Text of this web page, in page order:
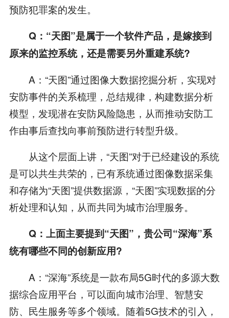
预防犯罪案的发生。
Q：“天图”是属于一个软件产品，是嫁接到
原来的监控系统，还是需要另外重建系统?
A：“天图”通过图像大数据挖掘分析，实现对
安防事件的关系梳理，总结规律，构建数据分析
模型，发现潜在安防风险隐患，从而推动安防工
作由事后查找向事前预防进行转型升级。
从这个层面上讲，“天图”对于已经建设的系统
是可以共生共荣的，已有系统通过图像数据采集
和存储为“天图”提供数据源，“天图”实现数据的分
析处理和认知，从而共同为城市治理服务。
Q：上面主要提到“天图”，贵公司“深海”系
统有哪些不同的创新应用?
A：“深海”系统是一款布局5G时代的多源大数
据综合应用平台，可以面向城市治理、智慧安
防、民生服务等多个领域。随着5G技术的引入，